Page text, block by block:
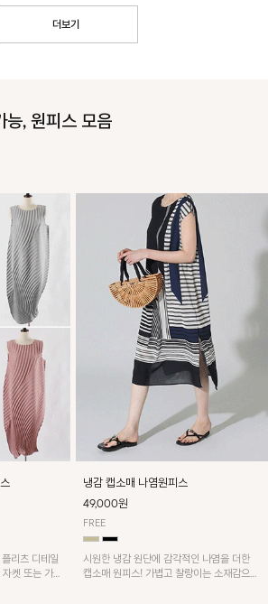
더보기
, 원피스 모음
리츠 디테일
켓 또는 가디
냉감 캡소매 나염원피스
49,000원
FREE
시원한 냉감 원단에 감각적인 나염을 더한
캡소매 원피스! 가볍고 찰랑이는 소재감으로